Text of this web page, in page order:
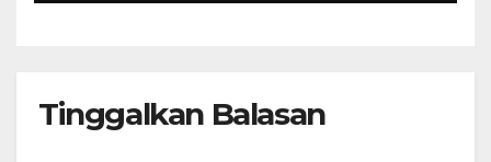
Tinggalkan Balasan